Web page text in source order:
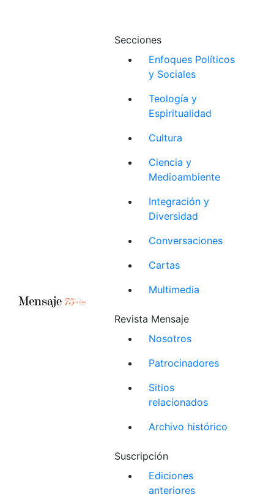
Secciones
Enfoques Políticos
y Sociales
Teología y
Espiritualidad
Cultura
Ciencia y
Medioambiente
Integración y
Diversidad
Conversaciones
Cartas
Multimedia
Revista Mensaje
Nosotros
Patrocinadores
Sitios
relacionados
Archivo histórico
Suscripción
Ediciones
anteriores